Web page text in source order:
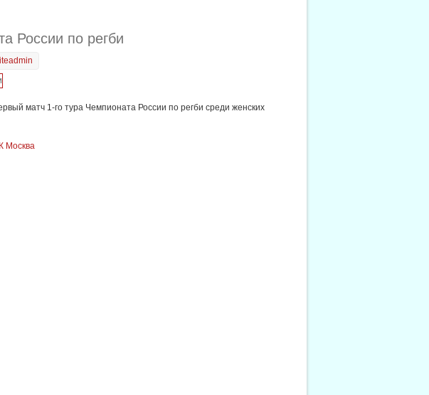
России по регби
матч 1-го тура Чемпионата России по регби среди женских
Москва